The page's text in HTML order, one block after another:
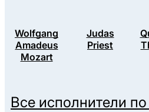
Wolfgang
Amadeus
Mozart
Judas
Priest
Все исполнители